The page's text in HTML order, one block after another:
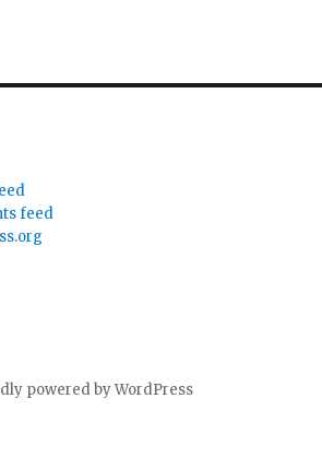
feed
powered by WordPress